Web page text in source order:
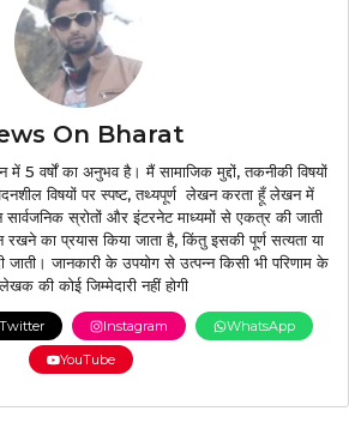
On Bharat
वर्षों का अनुभव है। मैं सामाजिक मुद्दों, तकनीकी विषयों
विषयों पर स्पष्ट, तथ्यपूर्ण लेखन करता हूँ लेखन में
सार्वजनिक स्रोतों और इंटरनेट माध्यमों से एकत्र की जाती
का प्रयास किया जाता है, किंतु इसकी पूर्ण सत्यता या
जाती। जानकारी के उपयोग से उत्पन्न किसी भी परिणाम के
की कोई जिम्मेदारी नहीं होगी
Twitter Instagram
WhatsApp
YouTube